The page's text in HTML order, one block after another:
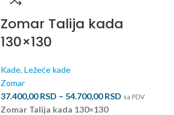
Zomar Talija kada
130×130
Kade, Ležeće kade
Zomar
37.400,00RSD – 54.700,00RSD sa PDV
Zomar Talija kada 130×130